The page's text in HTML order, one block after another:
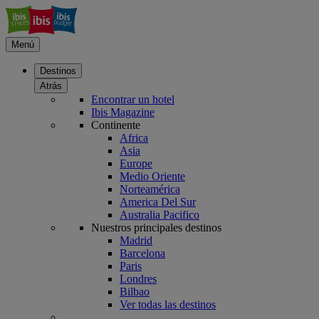
Menú
Destinos
Atrás
Encontrar un hotel
Ibis Magazine
Continente
Africa
Asia
Europe
Medio Oriente
Norteamérica
America Del Sur
Australia Pacifico
Nuestros principales destinos
Madrid
Barcelona
Paris
Londres
Bilbao
Ver todas las destinos